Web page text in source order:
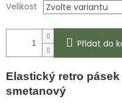
Velikost
Přidat do
Elastický retro
smetanový